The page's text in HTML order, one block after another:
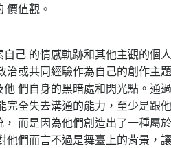
價值觀。
己 的情感軌跡和其他主觀的個
或共同經驗作為自己的創作主
們自身的黑暗處和閃光點。通
全失去溝通的能力，至少是跟
而是因為他們創造出了一種屬
們而言不過是舞臺上的背景，